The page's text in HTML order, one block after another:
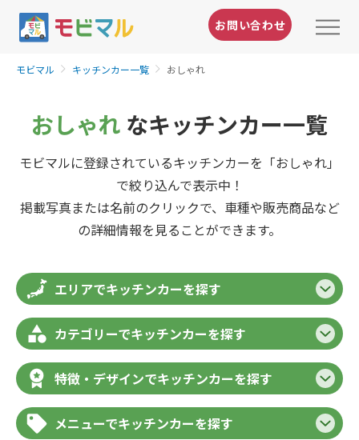
お問い合わせ
モビマル キッチンカー一覧 おしゃれ
おしゃれ なキッチンカー一覧
モビマルに登録されているキッチンカーを「おしゃれ」
で絞り込んで表示中！
掲載写真または名前のクリックで、車種や販売商品など
の詳細情報を見ることができます。
エリアでキッチンカーを探す
カテゴリーでキッチンカーを探す
特徴・デザインでキッチンカーを探す
メニューでキッチンカーを探す